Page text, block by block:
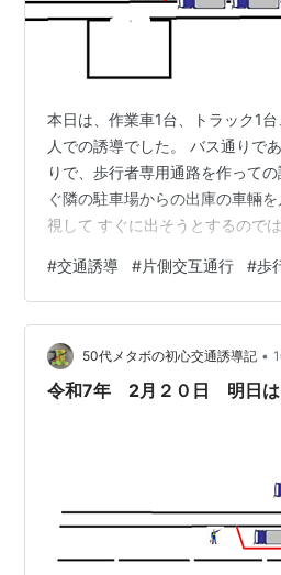
本日は、作業車1台、トラック1
人での誘導でした。 バス通りで
りで、歩行者専用通路を作って
ぐ隣の駐車場からの出庫の車輛
視して すぐに出そうとするので
思いました。 そしてそっくりそ
ならないとも感じました。 これ
通に正論パンチでやってみまし
お祈りします。
#交通誘導 #片側交互通行 #歩
50代メタボの初心交通誘導記 •
令和7年 2月２０日 明日は